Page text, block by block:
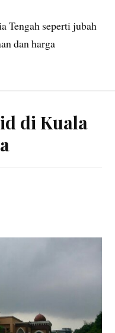
Tengah seperti jubah
dan harga
di Kuala